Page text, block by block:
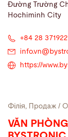
Đường Trường
Hochiminh City
+84 28
info.vn@
https://
Філія, Продаж /
VĂN